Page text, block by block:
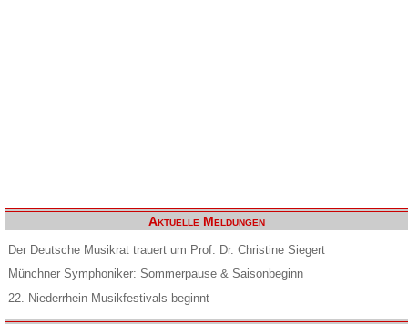
Aktuelle Meldungen
Der Deutsche Musikrat trauert um Prof. Dr. Christine Siegert
Münchner Symphoniker: Sommerpause & Saisonbeginn
22. Niederrhein Musikfestivals beginnt